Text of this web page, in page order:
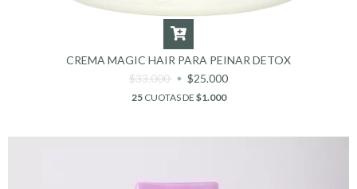
CREMA MAGIC HAIR PARA PEINAR DETOX
$33.000
$25.000
25CUOTAS DE $1.000